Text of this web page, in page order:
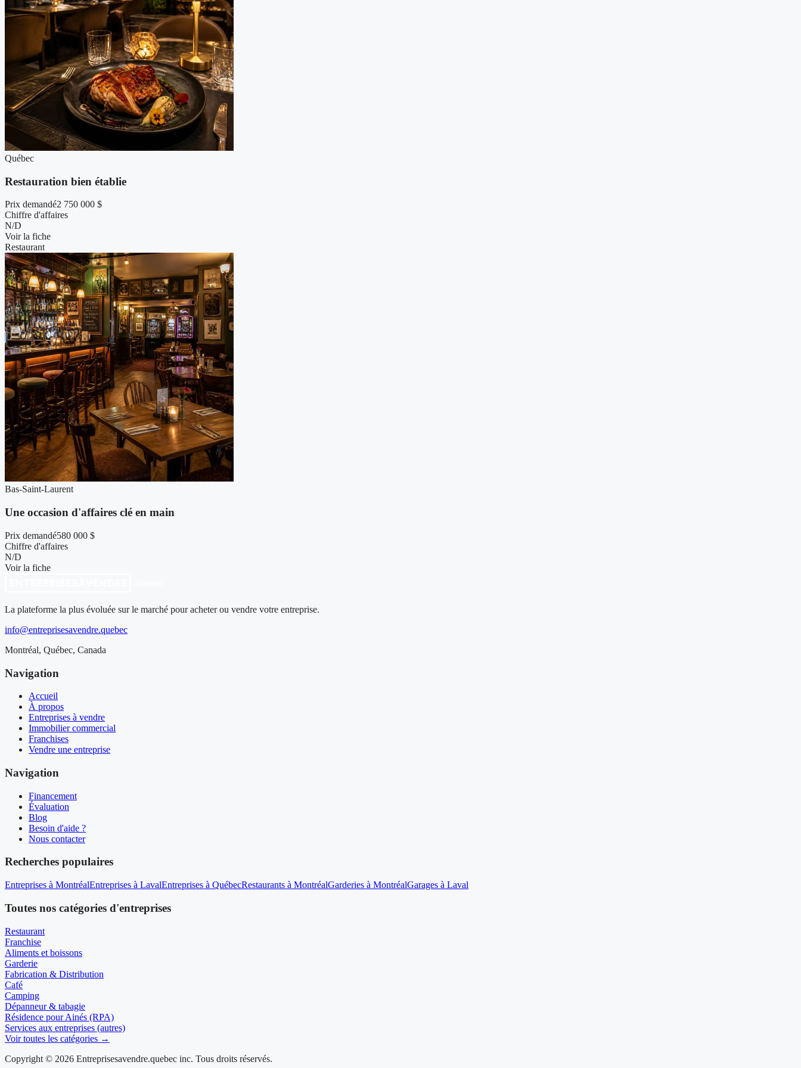
Québec
Restauration bien établie
Prix demandé2 750 000 $
Chiffre d'affaires
N/D
Voir la fiche
Restaurant
Bas-Saint-Laurent
Une occasion d'affaires clé en main
Prix demandé580 000 $
Chiffre d'affaires
N/D
Voir la fiche
La plateforme la plus évoluée sur le marché pour acheter ou vendre votre entreprise.
info@entreprisesavendre.quebec
Montréal, Québec, Canada
Navigation
Accueil
À propos
Entreprises à vendre
Immobilier commercial
Franchises
Vendre une entreprise
Navigation
Financement
Évaluation
Blog
Besoin d'aide ?
Nous contacter
Recherches populaires
Entreprises à MontréalEntreprises à LavalEntreprises à QuébecRestaurants à MontréalGarderies à MontréalGarages à Laval
Toutes nos catégories d'entreprises
Restaurant
Franchise
Aliments et boissons
Garderie
Fabrication & Distribution
Café
Camping
Dépanneur & tabagie
Résidence pour Ainés (RPA)
Services aux entreprises (autres)
Voir toutes les catégories →
Copyright © 2026 Entreprisesavendre.quebec inc. Tous droits réservés.